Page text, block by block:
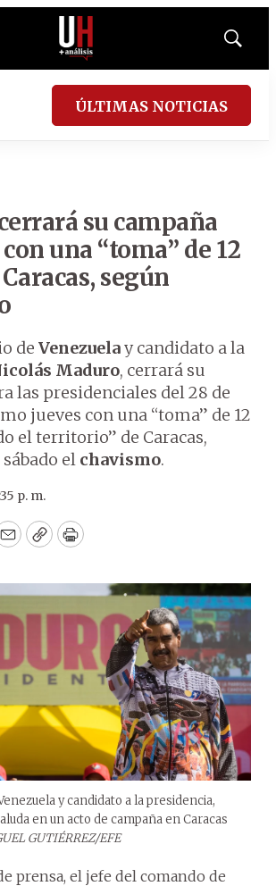
Mostrar
ÚLTIMAS NOTICIAS
su campaña
una “toma” de 12
según
de Venezuelay candidato a la
Maduro, cerrará su
las presidenciales del 28 de
jueves con una “toma” de 12
el territorio” de Caracas,
el chavismo.
p. m.
EmailCopyPrint
y candidato a la presidencia,
en un acto de campaña en Caracas
GUTIÉRREZ/EFE
prensa, el jefe del comando de